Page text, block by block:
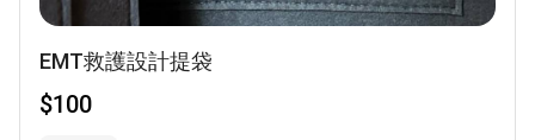
EMT救護設計提袋
$100